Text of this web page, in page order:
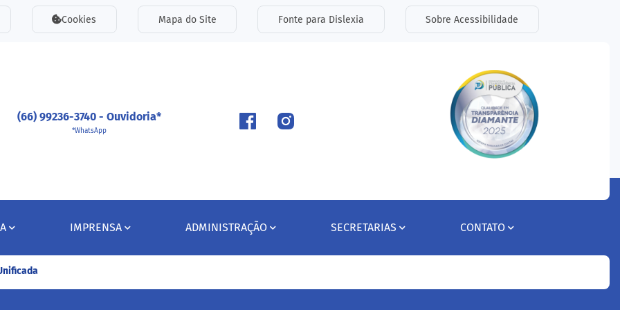
de acessibilidade
Cookies Mapa do Site Fonte para Dislexia Sobre Acessibilidade
(66) 99236-3740 - Ouvidoria*
*WhatsApp
IMPRENSA ADMINISTRAÇÃO SECRETARIAS CONTATO